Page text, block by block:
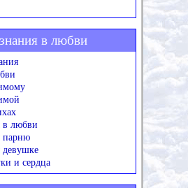
в любви
любви
парню
и сердца